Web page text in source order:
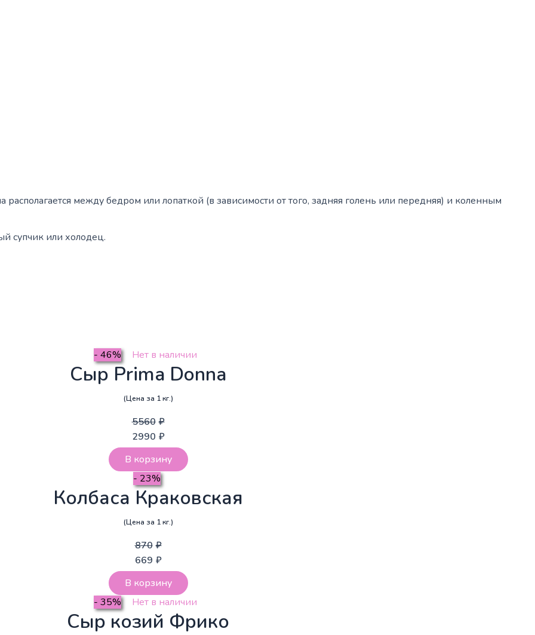
располагается между бедром или лопаткой (в зависимости от того, задняя голень или передняя) и коленным
супчик или холодец.
- 46% Нет в наличии
Сыр Prima Donna
(Цена за 1 кг.)
5560 ₽
2990 ₽
В корзину
- 23%
Колбаса Краковская
(Цена за 1 кг.)
870 ₽
669 ₽
В корзину
- 35%
Нет в наличии
Сыр козий Фрико